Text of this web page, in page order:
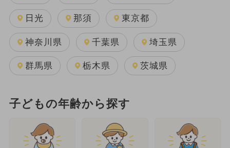
日光 那須 東京都
神奈川県 千葉県 埼玉県
群馬県 栃木県 茨城県
子どもの年齢から探す